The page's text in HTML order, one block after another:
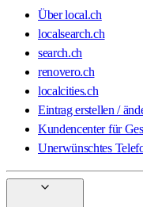
Über local.ch
localsearch.ch
search.ch
renovero.ch
localcities.ch
Eintrag erstellen /
Kundencenter für
Unerwünschtes